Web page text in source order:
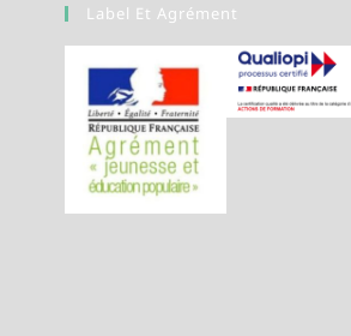
Label Et Agrément